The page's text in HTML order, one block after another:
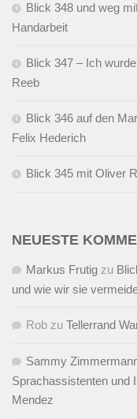
Blick 348 und weg
Handarbeit
Blick 347 – Ich
Reeb
Blick 346 auf den
Felix Hederich
Blick 345 mit Oliver
NEUESTE
Markus Frutig zu
und wie wir sie
Rob zu Tellerrand
Sammy
Sprachassistenten und
Mendez